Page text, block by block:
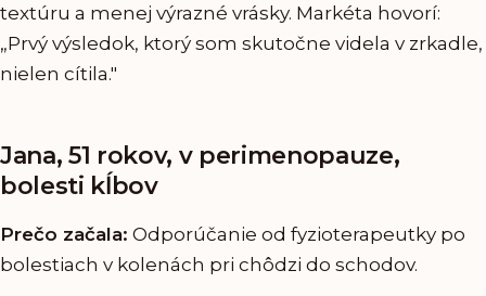
textúru a menej výrazné vrásky. Markéta hovorí:
„Prvý výsledok, ktorý som skutočne videla v zrkadle,
nielen cítila."
Jana, 51 rokov, v perimenopauze,
bolesti kĺbov
Prečo začala: Odporúčanie od fyzioterapeutky po
bolestiach v kolenách pri chôdzi do schodov.